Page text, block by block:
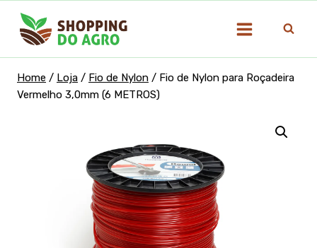
para
Home / Loja / Fio de Nylon / Fio de Nylon para Roçadeira
Vermelho 3,0mm (6 METROS)